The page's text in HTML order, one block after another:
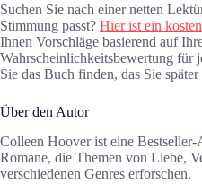
Suchen Sie nach einer netten
Stimmung passt? Hier ist ein
Ihnen Vorschläge basierend auf
Wahrscheinlichkeitsbewertung für
Sie das Buch finden, das Sie
Über den Autor
Colleen Hoover ist eine
Romane, die Themen von Liebe,
verschiedenen Genres erforschen.